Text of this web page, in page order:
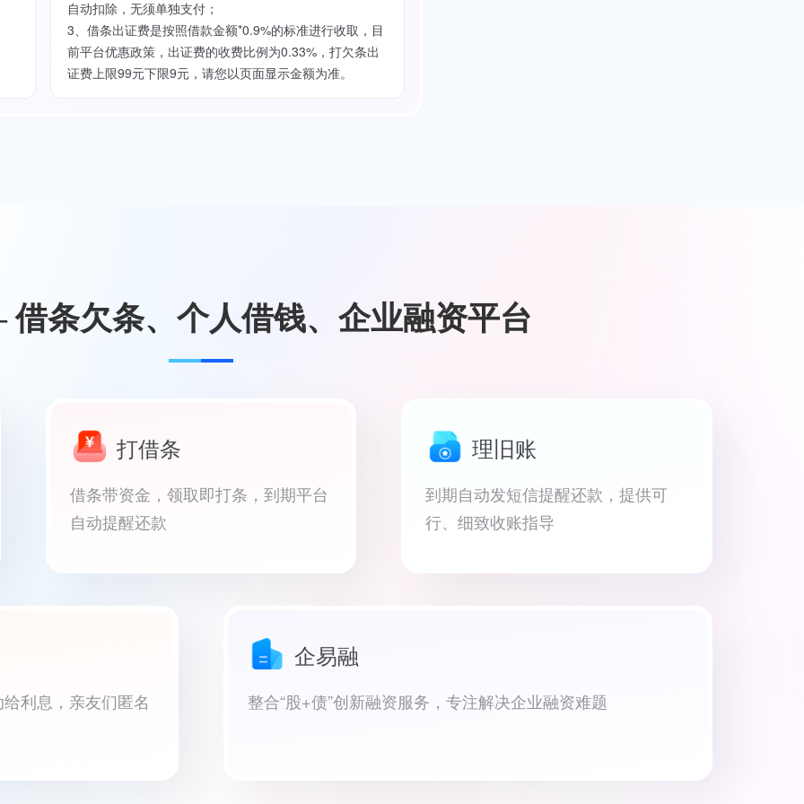
自动扣除，无须单独支付；
3、借条出证费是按照借款金额*0.9%的标准进行收取，目
前平台优惠政策，出证费的收费比例为0.33%，打欠条出
证费上限99元下限9元，请您以页面显示金额为准。
条欠条、个人借钱、企业融资平台
打借条
借条带资金，领取即打条，到期平台
自动提醒还款
理旧账
到期自动发短信提醒还款，提供可
行、细致收账指导
利息，亲友们匿名
企易融
整合“股+债”创新融资服务，专注解决企业融资难题